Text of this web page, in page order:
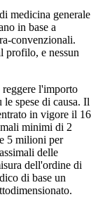
medicina generale
in base a
convenzionali.
profilo, e nessun
reggere l'importo
spese di causa. Il
in vigore il 16
minimi di 2
5 milioni per
delle
dell'ordine di
di base un